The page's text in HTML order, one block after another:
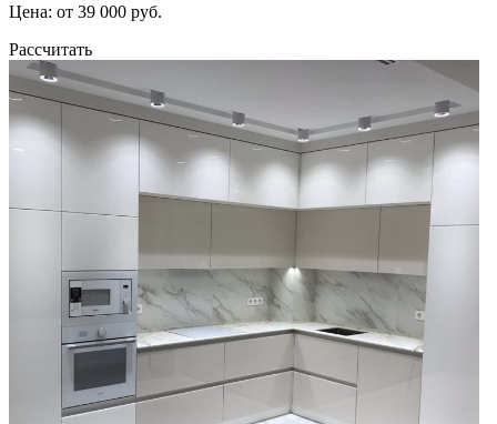
Цена: от 39 000 руб.
Рассчитать